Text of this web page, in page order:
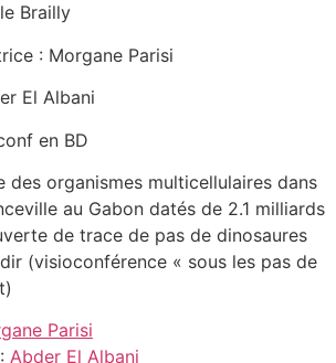
Brailly
: Morgane Parisi
El Albani
en BD
des organismes multicellulaires dans
au Gabon datés de 2.1 milliards
de trace de pas de dinosaures
(visioconférence « sous les pas de
Parisi
Abder El Albani